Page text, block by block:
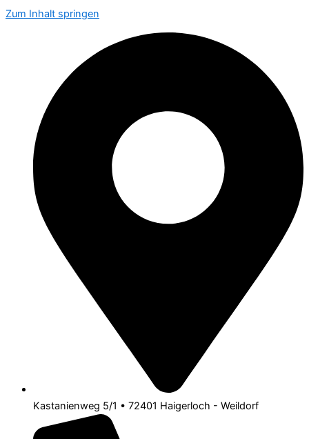
Zum Inhalt springen
Kastanienweg 5/1 • 72401 Haigerloch - Weildorf